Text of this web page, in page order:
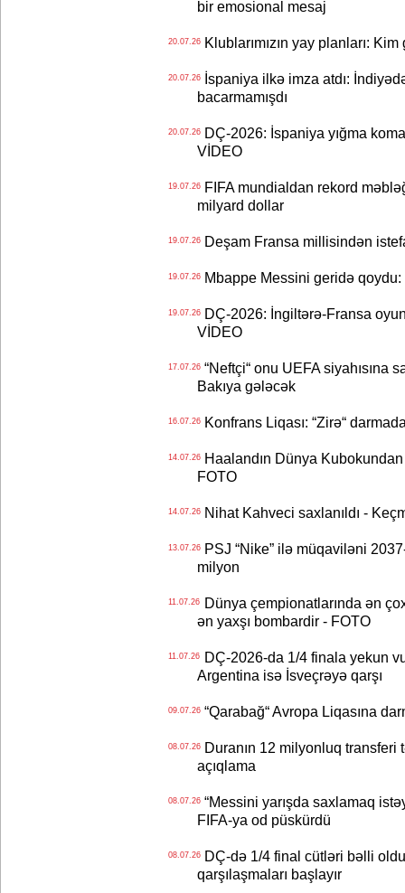
bir emosional mesaj
20.07.26Klublarımızın yay planları:
20.07.26İspaniya ilkə imza atdı:
bacarmamışdı
20.07.26DÇ-2026: İspaniya yığma
VİDEO
19.07.26FIFA mundialdan rekord
milyard dollar
19.07.26Deşam Fransa millisindən
19.07.26Mbappe Messini geridə qoydu:
19.07.26DÇ-2026: İngiltərə-Fransa
VİDEO
17.07.26“Neftçi“ onu UEFA siyahısına
Bakıya gələcək
16.07.26Konfrans Liqası: “Zirə“
14.07.26Haalandın Dünya Kubokundan
FOTO
14.07.26Nihat Kahveci saxlanıldı -
13.07.26PSJ “Nike” ilə müqaviləni
milyon
11.07.26Dünya çempionatlarında ən
ən yaxşı bombardir - FOTO
11.07.26DÇ-2026-da 1/4 finala yekun
Argentina isə İsveçrəyə qarşı
09.07.26“Qarabağ“ Avropa Liqasına
08.07.26Duranın 12 milyonluq transferi
açıqlama
08.07.26“Messini yarışda saxlamaq
FIFA-ya od püskürdü
08.07.26DÇ-də 1/4 final cütləri bəlli
qarşılaşmaları başlayır